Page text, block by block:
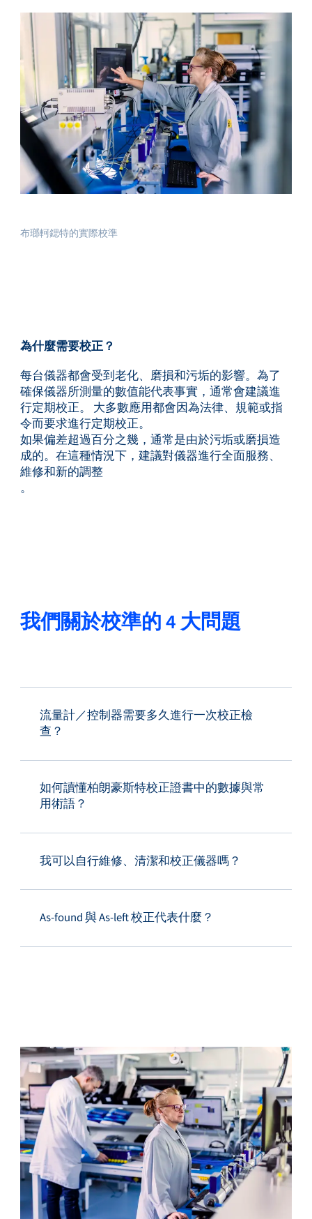
布瑯軻鍶特的實際校準
為什麼需要校正？
每台儀器都會受到老化、磨損和污垢的影響。為了
確保儀器所測量的數值能代表事實，通常會建議進
行定期校正。 大多數應用都會因為法律、規範或指
令而要求進行定期校正。
如果偏差超過百分之幾，通常是由於污垢或磨損造
成的。在這種情況下，建議對儀器進行全面服務、
維修和新的調整
。
我們關於校準的 4 大問題
流量計／控制器需要多久進行一次校正檢
查？
如何讀懂柏朗豪斯特校正證書中的數據與常
用術語？
我可以自行維修、清潔和校正儀器嗎？
As-found 與 As-left 校正代表什麼？